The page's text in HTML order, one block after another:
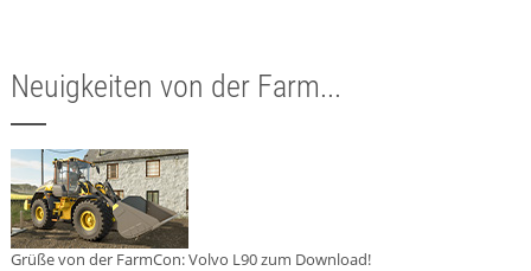
Neuigkeiten von der Farm...
Grüße von der FarmCon: Volvo L90 zum Download!